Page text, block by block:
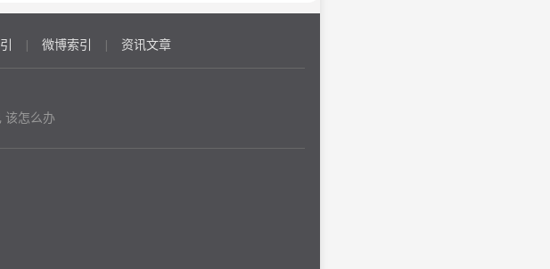
| 微博索引 | 资讯文章
该怎么办